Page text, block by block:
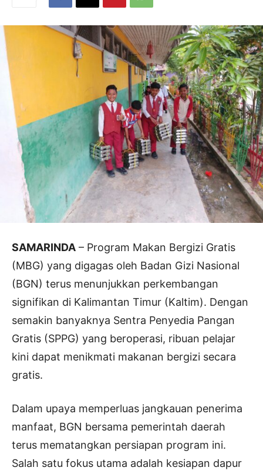
SAMARINDA – Program Makan Bergizi Gratis
(MBG) yang digagas oleh Badan Gizi Nasional
(BGN) terus menunjukkan perkembangan
signifikan di Kalimantan Timur (Kaltim). Dengan
semakin banyaknya Sentra Penyedia Pangan
Gratis (SPPG) yang beroperasi, ribuan pelajar
kini dapat menikmati makanan bergizi secara
gratis.
Dalam upaya memperluas jangkauan penerima
manfaat, BGN bersama pemerintah daerah
terus mematangkan persiapan program ini.
Salah satu fokus utama adalah kesiapan dapur